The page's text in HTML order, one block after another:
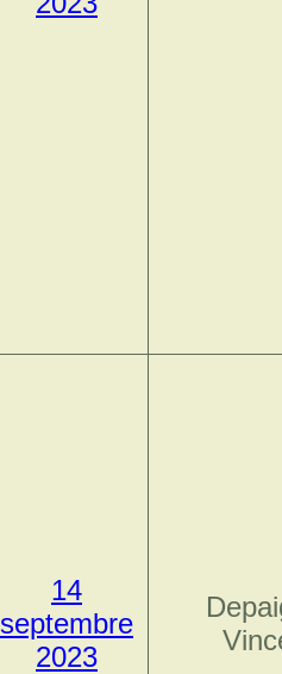
14
septembre
2023